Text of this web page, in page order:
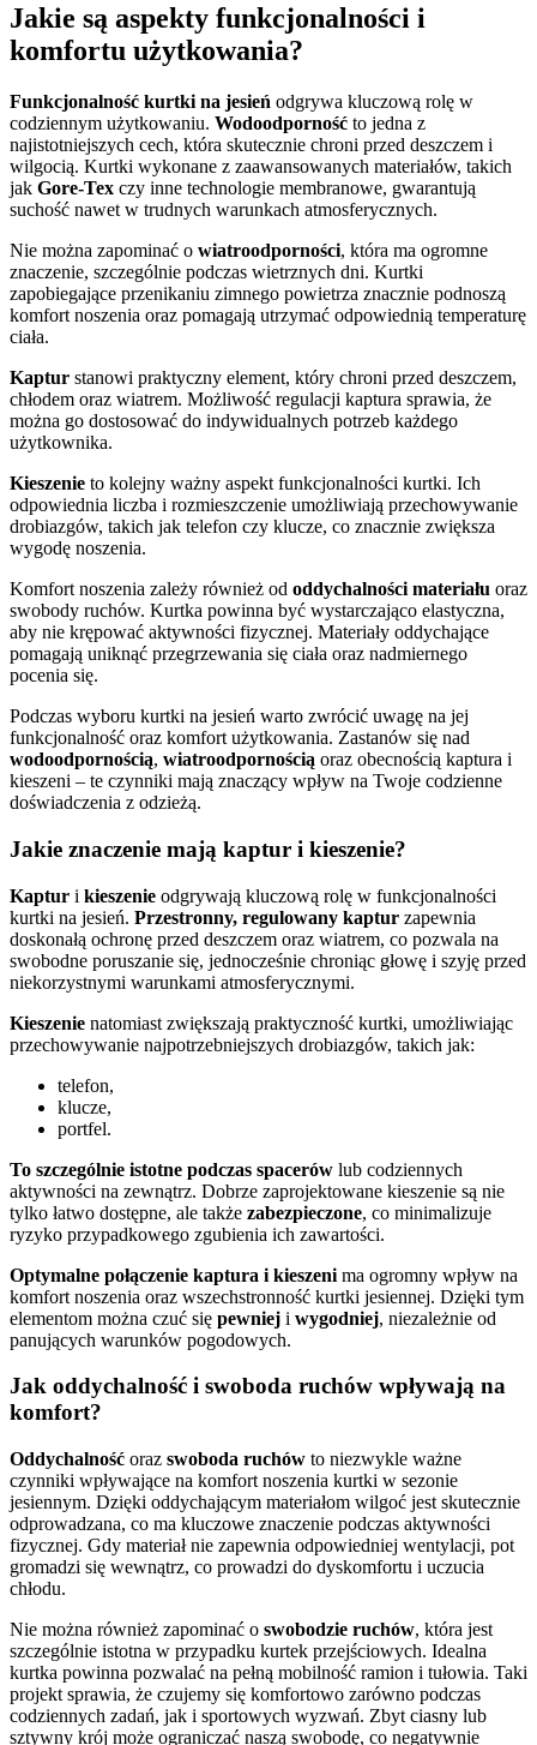
Jakie są aspekty funkcjonalności i
komfortu użytkowania?
Funkcjonalność kurtki na jesień odgrywa kluczową rolę w
codziennym użytkowaniu. Wodoodporność to jedna z
najistotniejszych cech, która skutecznie chroni przed deszczem i
wilgocią. Kurtki wykonane z zaawansowanych materiałów, takich
jak Gore-Tex czy inne technologie membranowe, gwarantują
suchość nawet w trudnych warunkach atmosferycznych.
Nie można zapominać o wiatroodporności, która ma ogromne
znaczenie, szczególnie podczas wietrznych dni. Kurtki
zapobiegające przenikaniu zimnego powietrza znacznie podnoszą
komfort noszenia oraz pomagają utrzymać odpowiednią temperaturę
ciała.
Kaptur stanowi praktyczny element, który chroni przed deszczem,
chłodem oraz wiatrem. Możliwość regulacji kaptura sprawia, że
można go dostosować do indywidualnych potrzeb każdego
użytkownika.
Kieszenie to kolejny ważny aspekt funkcjonalności kurtki. Ich
odpowiednia liczba i rozmieszczenie umożliwiają przechowywanie
drobiazgów, takich jak telefon czy klucze, co znacznie zwiększa
wygodę noszenia.
Komfort noszenia zależy również od oddychalności materiału oraz
swobody ruchów. Kurtka powinna być wystarczająco elastyczna,
aby nie krępować aktywności fizycznej. Materiały oddychające
pomagają uniknąć przegrzewania się ciała oraz nadmiernego
pocenia się.
Podczas wyboru kurtki na jesień warto zwrócić uwagę na jej
funkcjonalność oraz komfort użytkowania. Zastanów się nad
wodoodpornością, wiatroodpornością oraz obecnością kaptura i
kieszeni – te czynniki mają znaczący wpływ na Twoje codzienne
doświadczenia z odzieżą.
Jakie znaczenie mają kaptur i kieszenie?
Kaptur i kieszenie odgrywają kluczową rolę w funkcjonalności
kurtki na jesień. Przestronny, regulowany kaptur zapewnia
doskonałą ochronę przed deszczem oraz wiatrem, co pozwala na
swobodne poruszanie się, jednocześnie chroniąc głowę i szyję przed
niekorzystnymi warunkami atmosferycznymi.
Kieszenie natomiast zwiększają praktyczność kurtki, umożliwiając
przechowywanie najpotrzebniejszych drobiazgów, takich jak:
telefon,
klucze,
portfel.
To szczególnie istotne podczas spacerów lub codziennych
aktywności na zewnątrz. Dobrze zaprojektowane kieszenie są nie
tylko łatwo dostępne, ale także zabezpieczone, co minimalizuje
ryzyko przypadkowego zgubienia ich zawartości.
Optymalne połączenie kaptura i kieszeni ma ogromny wpływ na
komfort noszenia oraz wszechstronność kurtki jesiennej. Dzięki tym
elementom można czuć się pewniej i wygodniej, niezależnie od
panujących warunków pogodowych.
Jak oddychalność i swoboda ruchów wpływają na
komfort?
Oddychalność oraz swoboda ruchów to niezwykle ważne
czynniki wpływające na komfort noszenia kurtki w sezonie
jesiennym. Dzięki oddychającym materiałom wilgoć jest skutecznie
odprowadzana, co ma kluczowe znaczenie podczas aktywności
fizycznej. Gdy materiał nie zapewnia odpowiedniej wentylacji, pot
gromadzi się wewnątrz, co prowadzi do dyskomfortu i uczucia
chłodu.
Nie można również zapominać o swobodzie ruchów, która jest
szczególnie istotna w przypadku kurtek przejściowych. Idealna
kurtka powinna pozwalać na pełną mobilność ramion i tułowia. Taki
projekt sprawia, że czujemy się komfortowo zarówno podczas
codziennych zadań, jak i sportowych wyzwań. Zbyt ciasny lub
sztywny krój może ograniczać naszą swobodę, co negatywnie